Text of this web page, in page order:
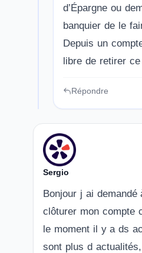
d’Épargne ou
banquier de le
Depuis un
libre de retirer
Répondre
Sergio
Bonjour j ai
clôturer mon compte
le moment il y a ds
sont plus d